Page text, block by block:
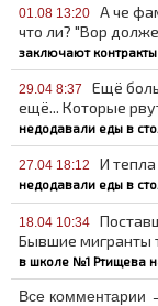
01.08 13:20
А че
что ли? "Вор
заключают
29.04 8:37
Ещё
ещё... Которые
недодавали еды в
27.04 18:12 И
недодавали еды в
18.04 10:34
Бывшие мигранты
в школе №1 Ртищева
Все комментарии